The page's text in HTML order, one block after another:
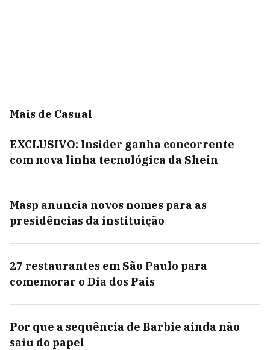
Mais de Casual
EXCLUSIVO: Insider ganha concorrente
com nova linha tecnológica da Shein
Masp anuncia novos nomes para as
presidências da instituição
27 restaurantes em São Paulo para
comemorar o Dia dos Pais
Por que a sequência de Barbie ainda não
saiu do papel